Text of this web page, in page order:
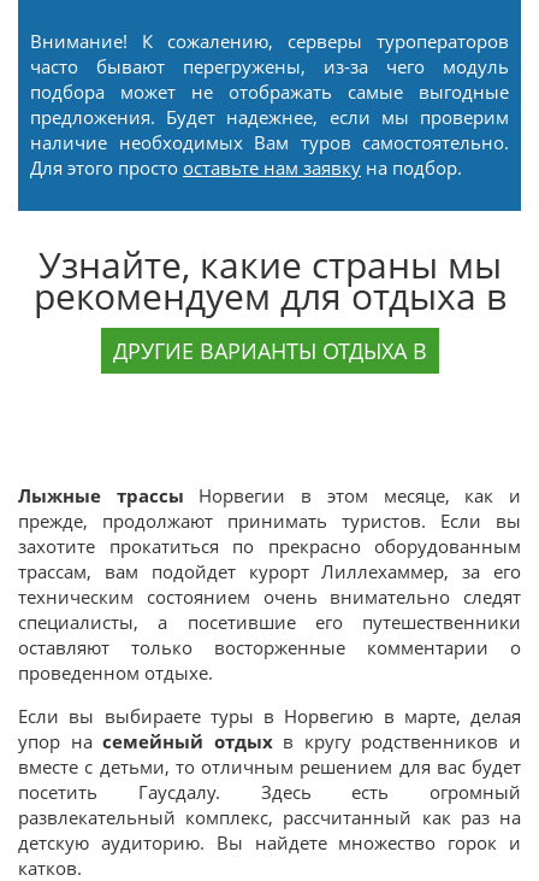
Внимание! К сожалению, серверы туроператоров
часто бывают перегружены, из-за чего модуль
подбора может не отображать самые выгодные
предложения. Будет надежнее, если мы проверим
наличие необходимых Вам туров самостоятельно.
Для этого просто оставьте нам заявку на подбор.
Узнайте, какие страны мы
рекомендуем для отдыха в
ДРУГИЕ ВАРИАНТЫ ОТДЫХА В
Лыжные трассы Норвегии в этом месяце, как и
прежде, продолжают принимать туристов. Если вы
захотите прокатиться по прекрасно оборудованным
трассам, вам подойдет курорт Лиллехаммер, за его
техническим состоянием очень внимательно следят
специалисты, а посетившие его путешественники
оставляют только восторженные комментарии о
проведенном отдыхе.
Если вы выбираете туры в Норвегию в марте, делая
упор насемейный отдыхв кругу родственников и
вместе с детьми, то отличным решением для вас будет
посетить Гаусдалу. Здесь есть огромный
развлекательный комплекс, рассчитанный как раз на
детскую аудиторию. Вы найдете множество горок и
катков.